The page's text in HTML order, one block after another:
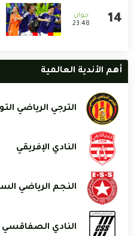
23:48
أهم الأندية العالمية
الترجي الرياضي
النادي الإفريقي
النجم الرياضي
النادي الصفاقسي